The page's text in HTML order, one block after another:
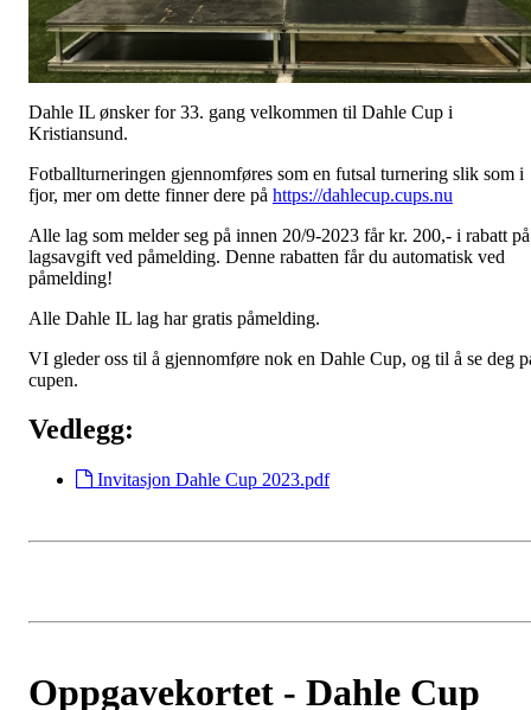
Dahle IL ønsker for 33. gang velkommen til Dahle Cup i
Kristiansund.
Fotballturneringen gjennomføres som en futsal turnering slik som i
fjor, mer om dette finner dere på https://dahlecup.cups.nu
Alle lag som melder seg på innen 20/9-2023 får kr. 200,- i rabatt på
lagsavgift ved påmelding. Denne rabatten får du automatisk ved
påmelding!
Alle Dahle IL lag har gratis påmelding.
VI gleder oss til å gjennomføre nok en Dahle Cup, og til å se deg
cupen.
Vedlegg:
Invitasjon Dahle Cup 2023.pdf
Oppgavekortet - Dahle Cup